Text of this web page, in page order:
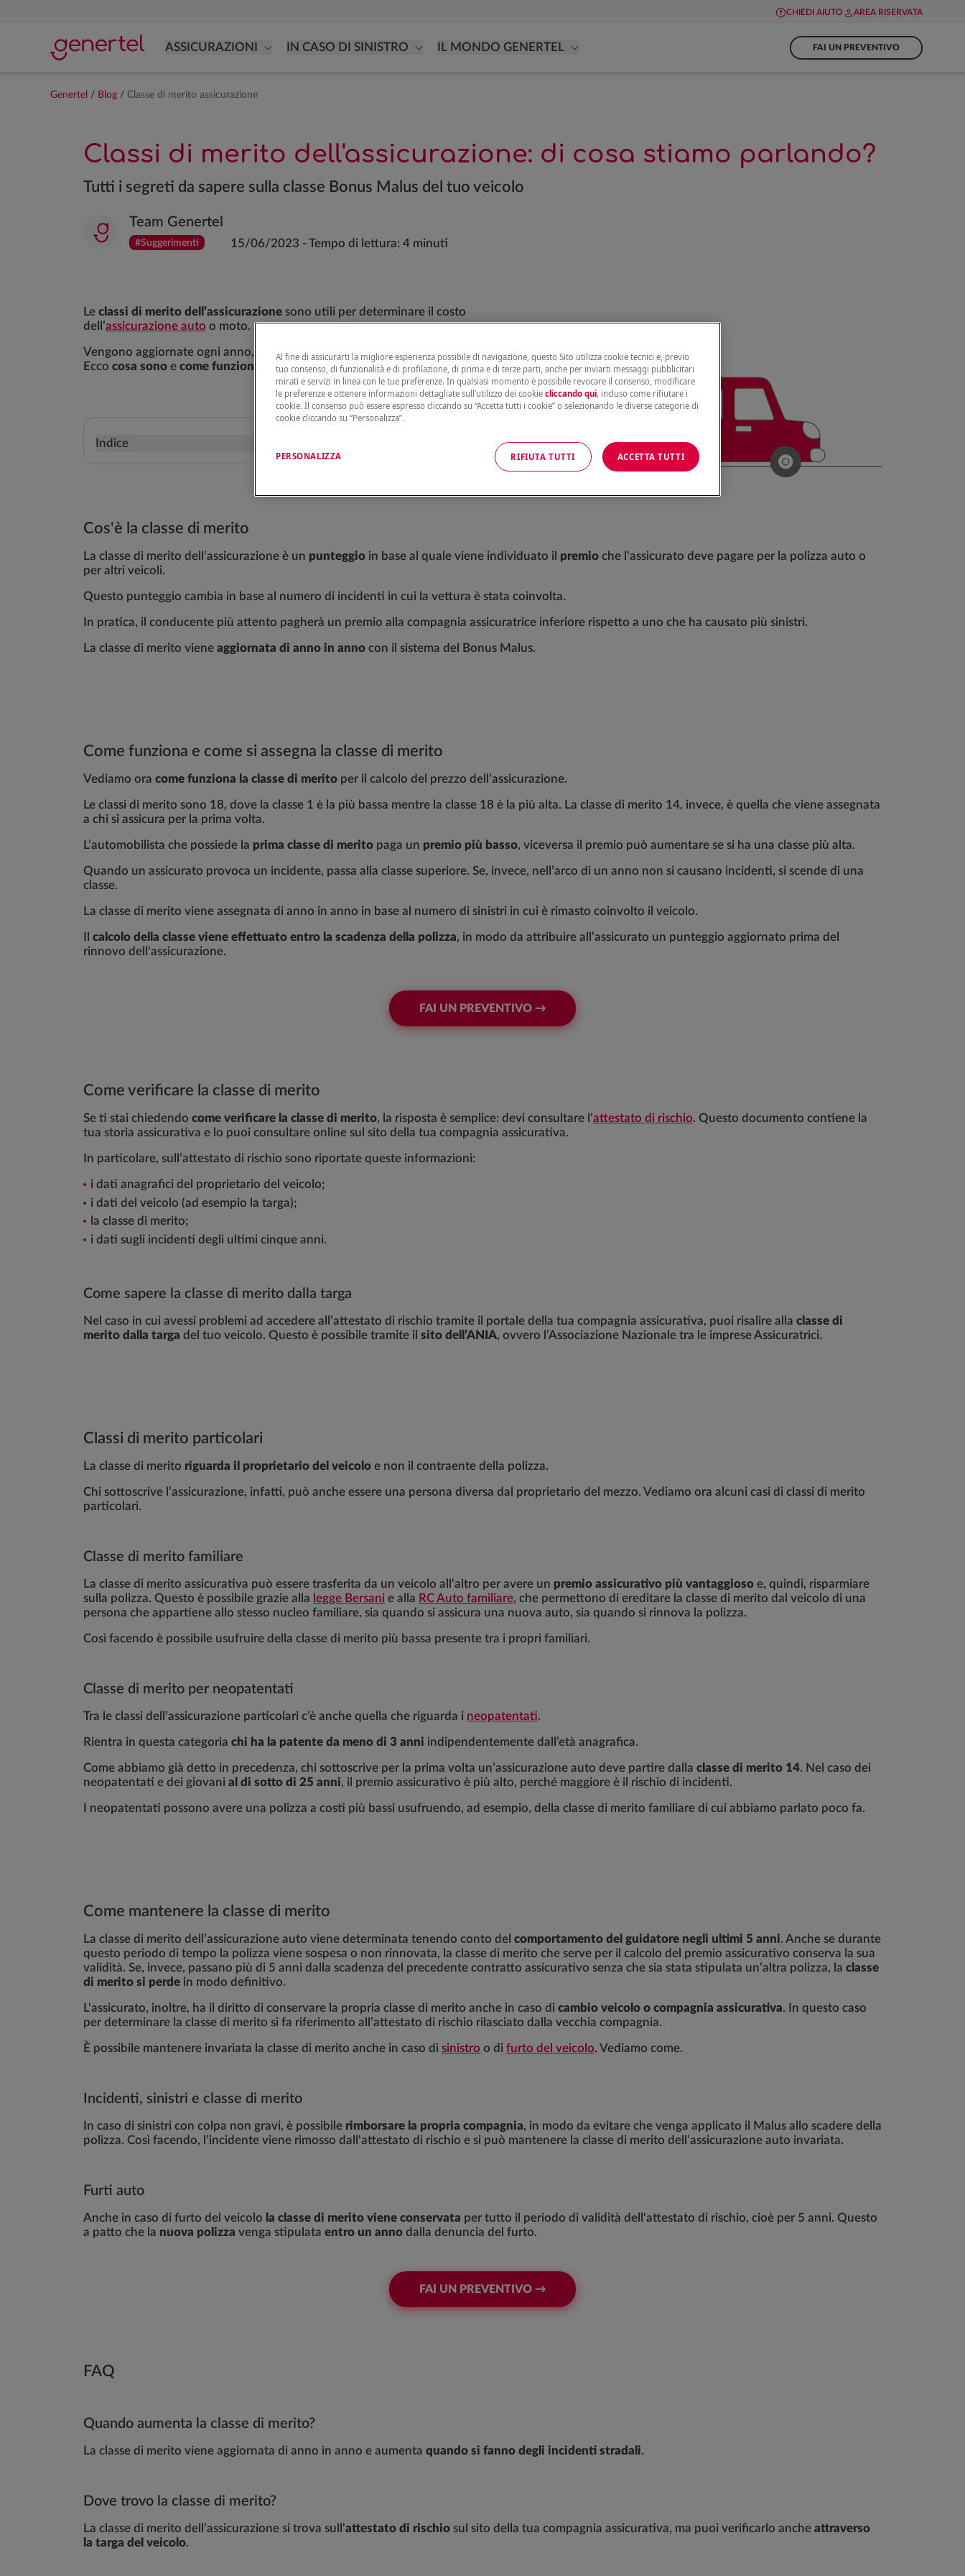
CHIEDI AIUTO AREA RISERVATA
ASSICURAZIONI IN CASO DI SINISTRO IL MONDO GENERTEL FAI UN PREVENTIVO
Genertel / Blog / Classe di merito assicurazione
Classi di merito dell'assicurazione: di cosa stiamo parlando?
Tutti i segreti da sapere sulla classe Bonus Malus del tuo veicolo
Team Genertel
#Suggerimenti 15/06/2023 -Tempo di lettura: 4 minuti
Le classi di merito dell’assicurazione sono utili per determinare il costo
dell’assicurazione auto o moto.
Vengono aggiornate ogni anno, in base agli eventuali incidenti causati dall’assicurato.
Ecco cosa sono e come funzionano .
Indice
Cos'è la classe di merito
La classe di merito dell’assicurazione è un punteggio in base al quale viene individuato il premio che l’assicurato deve pagare per la polizza auto o
per altri veicoli.
Questo punteggio cambia in base al numero di incidenti in cui la vettura è stata coinvolta.
In pratica, il conducente più attento pagherà un premio alla compagnia assicuratrice inferiore rispetto a uno che ha causato più sinistri.
La classe di merito viene aggiornata di anno in anno con il sistema del Bonus Malus.
Come funziona e come si assegna la classe di merito
Vediamo ora come funziona la classe di merito per il calcolo del prezzo dell’assicurazione.
Le classi di merito sono 18, dove la classe 1 è la più bassa mentre la classe 18 è la più alta. La classe di merito 14, invece, è quella che viene assegnata
a chi si assicura per la prima volta.
L’automobilista che possiede la prima classe di merito paga un premio più basso, viceversa il premio può aumentare se si ha una classe più alta.
Quando un assicurato provoca un incidente, passa alla classe superiore. Se, invece, nell’arco di un anno non si causano incidenti, si scende di una
classe.
La classe di merito viene assegnata di anno in anno in base al numero di sinistri in cui è rimasto coinvolto il veicolo.
calcolo della classe viene effettuato entro la scadenza della polizza, in modo da attribuire all’assicurato un punteggio aggiornato prima del
rinnovo dell'assicurazione.
FAI UN PREVENTIVO →
Come verificare la classe di merito
Se ti stai chiedendo come verificare la classe di merito, la risposta è semplice: devi consultare l'attestato di rischio. Questo documento contiene la
tua storia assicurativa e lo puoi consultare online sul sito della tua compagnia assicurativa.
In particolare, sull’attestato di rischio sono riportate queste informazioni:
i dati anagrafici del proprietario del veicolo;
i dati del veicolo (ad esempio la targa);
la classe di merito;
i dati sugli incidenti degli ultimi cinque anni.
Come sapere la classe di merito dalla targa
Nel caso in cui avessi problemi ad accedere all’attestato di rischio tramite il portale della tua compagnia assicurativa, puoi risalire alla classe di
merito dalla targa del tuo veicolo. Questo è possibile tramite il sito dell’ANIA, ovvero l’Associazione Nazionale tra le imprese Assicuratrici.
Classi di merito particolari
La classe di merito riguarda il proprietario del veicolo e non il contraente della polizza.
Chi sottoscrive l’assicurazione, infatti, può anche essere una persona diversa dal proprietario del mezzo. Vediamo ora alcuni casi di classi di merito
particolari.
Classe di merito familiare
La classe di merito assicurativa può essere trasferita da un veicolo all'altro per avere un premio assicurativo più vantaggioso e, quindi, risparmiare
sulla polizza. Questo è possibile grazie alla legge Bersani e alla RC Auto familiare, che permettono di ereditare la classe di merito dal veicolo di una
persona che appartiene allo stesso nucleo familiare, sia quando si assicura una nuova auto, sia quando si rinnova la polizza.
Così facendo è possibile usufruire della classe di merito più bassa presente tra i propri familiari.
Classe di merito per neopatentati
Tra le classi dell’assicurazione particolari c’è anche quella che riguarda i neopatentati.
Rientra in questa categoria chi ha la patente da meno di 3 anni indipendentemente dall’età anagrafica.
Come abbiamo già detto in precedenza, chi sottoscrive per la prima volta un’assicurazione auto deve partire dalla classe di merito 14. Nel caso dei
neopatentati e dei giovani al di sotto di 25 anni, il premio assicurativo è più alto, perché maggiore è il rischio di incidenti.
I neopatentati possono avere una polizza a costi più bassi usufruendo, ad esempio, della classe di merito familiare di cui abbiamo parlato poco fa.
Come mantenere la classe di merito
La classe di merito dell’assicurazione auto viene determinata tenendo conto del comportamento del guidatore negli ultimi 5 anni. Anche se durante
questo periodo di tempo la polizza viene sospesa o non rinnovata, la classe di merito che serve per il calcolo del premio assicurativo conserva la sua
validità. Se, invece, passano più di 5 anni dalla scadenza del precedente contratto assicurativo senza che sia stata stipulata un’altra polizza, la classe
di merito si perde in modo definitivo.
L'assicurato, inoltre, ha il diritto di conservare la propria classe di merito anche in caso di cambio veicolo o compagnia assicurativa. In questo caso
per determinare la classe di merito si fa riferimento all’attestato di rischio rilasciato dalla vecchia compagnia.
È possibile mantenere invariata la classe di merito anche in caso di sinistro o di furto del veicolo. Vediamo come.
Incidenti, sinistri e classe di merito
In caso di sinistri con colpa non gravi, è possibile rimborsare la propria compagnia, in modo da evitare che venga applicato il Malus allo scadere della
polizza. Così facendo, l’incidente viene rimosso dall'attestato di rischio e si può mantenere la classe di merito dell’assicurazione auto invariata.
Furti auto
Anche in caso di furto del veicolo la classe di merito viene conservata per tutto il periodo di validità dell'attestato di rischio, cioè per 5 anni. Questo
a patto che la nuova polizza venga stipulata entro un anno dalla denuncia del furto.
FAI UN PREVENTIVO →
FAQ
Quando aumenta la classe di merito?
La classe di merito viene aggiornata di anno in anno e aumenta quando si fanno degli incidenti stradali.
Dove trovo la classe di merito?
La classe di merito dell’assicurazione si trova sull'attestato di rischio sul sito della tua compagnia assicurativa, ma puoi verificarlo anche attraverso
la targa del veicolo.
Al fine di assicurarti la migliore esperienza possibile di navigazione, questo Sito utilizza cookie tecnici e, previo
tuo consenso, di funzionalità e di profilazione, di prima e di terze parti, anche per inviarti messaggi pubblicitari
mirati e servizi in linea con le tue preferenze. In qualsiasi momento è possibile revocare il consenso, modificare
le preferenze e ottenere informazioni dettagliate sull’utilizzo dei cookie cliccando qui, incluso come rifiutare i
cookie. Il consenso può essere espresso cliccando su “Accetta tutti i cookie” o selezionando le diverse categorie di
cookie cliccando su “Personalizza”.
PERSONALIZZA RIFIUTA TUTTI ACCETTA TUTTI